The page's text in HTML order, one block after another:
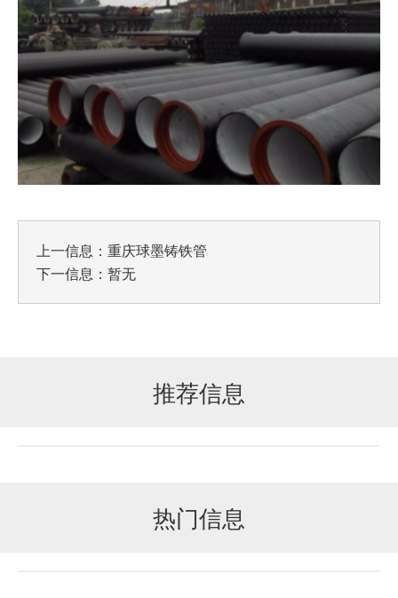
上一信息： 重庆球墨铸铁管
下一信息：暂无
推荐信息
热门信息